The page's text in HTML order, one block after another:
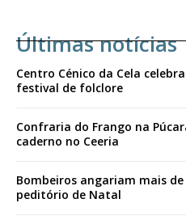
Últimas notícias
Centro Cénico da Cela
festival de folclore
Confraria do Frango na
caderno no Ceeria
Bombeiros angariam mais
peditório de Natal